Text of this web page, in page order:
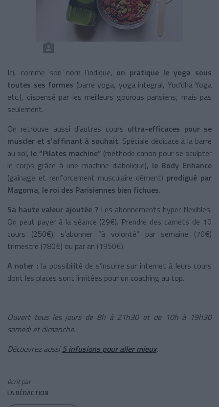
Ici, comme son nom l’indique, on pratique le yoga sous
toutes ses formes (barre yoga, yoga integral, Yod’dha Yoga
etc.), dispensé par les meilleurs gourous parisiens, mais pas
seulement.
On retrouve aussi d’autres cours ultra-efficaces pour se
muscler et s'affinant à souhait. Spéciale dédicace à la barre
au sol, le “Pilates machine” (méthode canon pour se sculpter
le corps grâce à une machine diabolique), le Body Enhance
(gainage et renforcement musculaire dément) prodigué par
Magoma, le roi des Parisiennes bien fichues.
Sa haute valeur ajoutée ?Les abonnements hyper flexibles.
On peut payer à la séance (29€). Prendre des carnets de 10
cours (250€), s’abonner “à volonté” par semaine (70€)
trimestre (780€) ou par an (1950€).
A noter : la possibilité de s’inscrire sur internet à leurs cours
dont les places sont limitées pour un coaching au top.
Ouvert tous les jours de 8h à 21h30 et de 10h à 19h30
samedi et dimanche.
Découvrez aussi5 infusions pour aller mieux.
écrit par
LA RÉDACTION